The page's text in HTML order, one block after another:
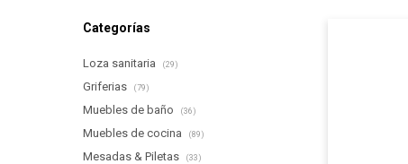
Categorías
Loza sanitaria (29)
Griferias (79)
Muebles de baño (36)
Muebles de cocina (89)
Mesadas & Piletas (33)